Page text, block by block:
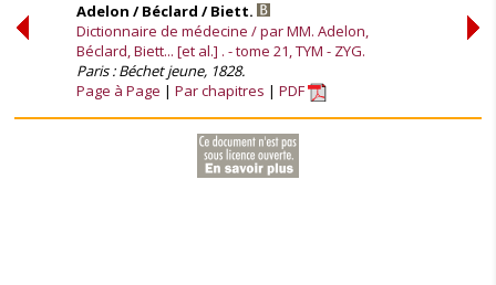
Adelon / Béclard / Biett.
Dictionnaire de médecine / par MM. Adelon,
Béclard, Biett... [et al.] . - tome 21, TYM - ZYG.
Paris : Béchet jeune, 1828.
Page à Page
Par chapitres PDF